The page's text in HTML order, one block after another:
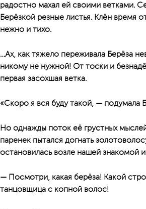
радостно махал ей своими ветками.
Берёзкой резные листья. Клён время
нежно и тихо.
…Ах, как тяжело переживала Берёза
никому не нужной! От тоски и
первая засохшая ветка.
«Скоро я вся буду такой, — подумала
Но однажды поток её грустных
паренек пытался догнать
остановилась возле нашей знакомой
— Посмотри, какая берёза! Какой
танцовщица с копной волос!